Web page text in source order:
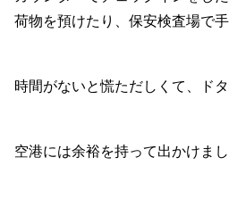
荷物を預けたり、保安検査場で
時間がないと慌ただしくて、ド
空港には余裕を持って出かけまし